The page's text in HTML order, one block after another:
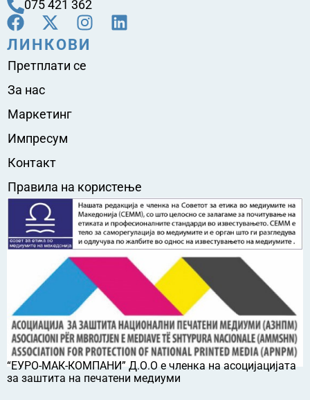
075 421 362
ЛИНКОВИ
Претплати се
За нас
Маркетинг
Импресум
Контакт
Правила на користење
“ЕУРО-МАК-КОМПАНИ” Д.О.О е членка на асоцијацијата
за заштита на печатени медиуми